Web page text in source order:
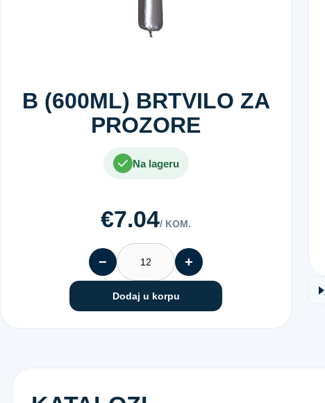
B (600ML) BRTVILO ZA
PROZORE
Na lageru
€7.04/ KOM.
− +
Dodaj u korpu